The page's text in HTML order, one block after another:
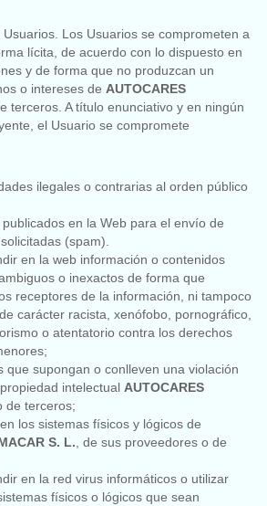
Los Usuarios se comprometen a
lícita, de acuerdo con lo dispuesto en
y de forma que no produzcan un
o intereses de AUTOCARES
terceros. A título enunciativo y en ningún
el Usuario se compromete
ilegales o contrarias al orden público
en la Web para el envío de
(spam).
en la web información o contenidos
o inexactos de forma que
receptores de la información, ni tampoco
carácter racista, xenófobo, pornográfico,
o atentatorio contra los derechos
que supongan o conlleven una violación
intelectual AUTOCARES
de terceros;
los sistemas físicos y lógicos de
S. L., de sus proveedores o de
en la red virus informáticos o utilizar
físicos o lógicos que sean